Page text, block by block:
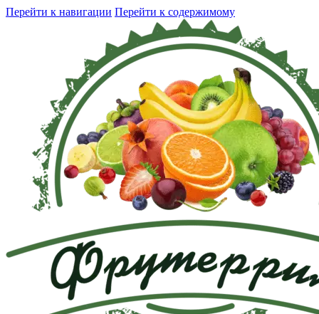
Перейти к навигации Перейти к содержимому